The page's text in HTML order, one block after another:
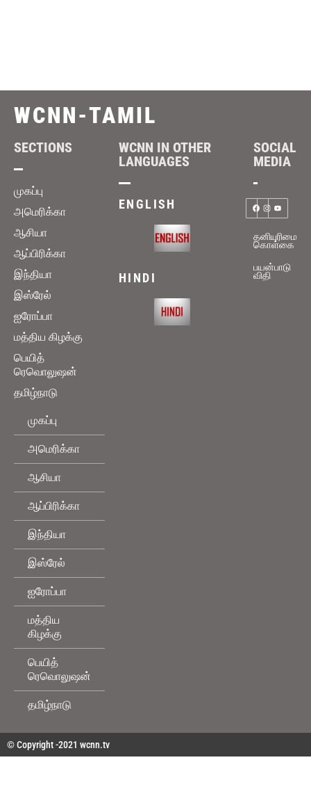
WCNN-TAMIL
SECTIONS
முகப்பு
அமெரிக்கா
ஆசியா
ஆப்பிரிக்கா
இந்தியா
இஸ்ரேல்
ஐரோப்பா
மத்திய கிழக்கு
பெயித்
ரெவொலுஷன்
தமிழ்நாடு
முகப்பு
அமெரிக்கா
ஆசியா
ஆப்பிரிக்கா
இந்தியா
இஸ்ரேல்
ஐரோப்பா
மத்திய
கிழக்கு
பெயித்
ரெவொலுஷன்
தமிழ்நாடு
WCNN IN OTHER
LANGUAGES
ENGLISH
HINDI
SOCIAL
MEDIA
தனியுரிமை
கொள்கை
பயன்பாடு
விதி
© Copyright -2021 wcnn.tv